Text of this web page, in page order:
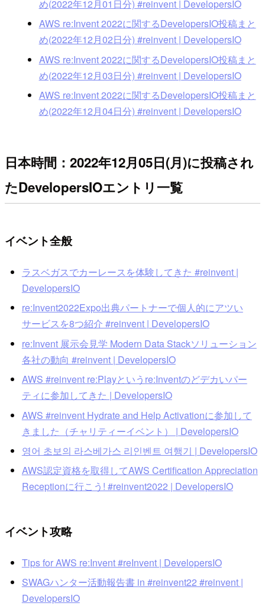
め(2022年12月01日分) #reinvent | DevelopersIO
AWS re:Invent 2022に関するDevelopersIO投稿まと
め(2022年12月02日分) #reinvent | DevelopersIO
AWS re:Invent 2022に関するDevelopersIO投稿まと
め(2022年12月03日分) #reinvent | DevelopersIO
AWS re:Invent 2022に関するDevelopersIO投稿まと
め(2022年12月04日分) #reinvent | DevelopersIO
日本時間：2022年12月05日(月)に投稿され
たDevelopersIOエントリ一覧
イベント全般
ラスベガスでカーレースを体験してきた #reinvent |
DevelopersIO
re:Invent2022Expo出典パートナーで個人的にアツい
サービスを8つ紹介 #reinvent | DevelopersIO
re:Invent 展示会見学 Modern Data Stackソリューション
各社の動向 #reinvent | DevelopersIO
AWS #reinvent re:Playというre:Inventのどデカいパー
ティに参加してきた | DevelopersIO
AWS #reinvent Hydrate and Help Activationに参加して
きました（チャリティーイベント） | DevelopersIO
영어 초보의 라스베가스 리인벤트 여행기 | DevelopersIO
AWS認定資格を取得してAWS Certification Appreciation
Receptionに行こう! #reinvent2022 | DevelopersIO
イベント攻略
Tips for AWS re:Invent #reInvent | DevelopersIO
SWAGハンター活動報告書 in #reinvent22 #reinvent |
DevelopersIO